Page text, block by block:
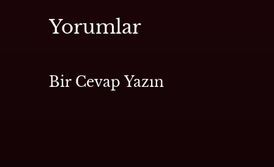
Yorumlar
Bir Cevap Yazın